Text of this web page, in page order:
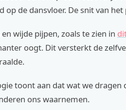
op de dansvloer. De snit van
wijde pijpen, zoals te zien in
oogt. Dit versterkt de
toont aan dat wat we
ons waarnemen.